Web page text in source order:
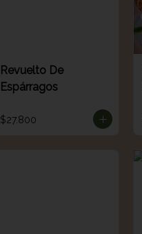
Revuelto De
Espárragos
$27.800